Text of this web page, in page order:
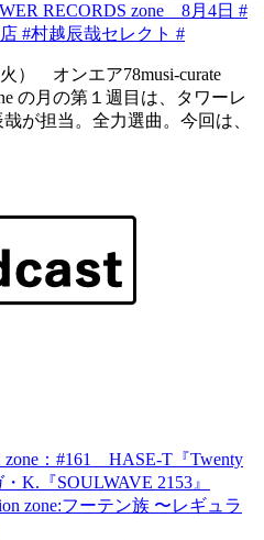
RECORDS zone 8月4日 #
#村越辰哉セレクト #
） オンエア78musi-curate
の月の第１週目は、タワーレ
が担当。全力選曲。今回は、
zone：#161 HASE-T『Twenty
K.『SOULWAVE 2153』
zone:フーテン族 〜レギュラ